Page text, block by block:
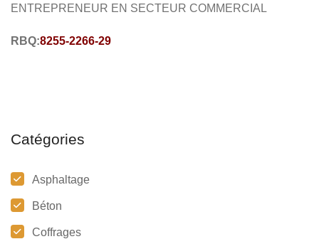
ENTREPRENEUR EN SECTEUR COMMERCIAL
RBQ:8255-2266-29
Catégories
Asphaltage
Béton
Coffrages